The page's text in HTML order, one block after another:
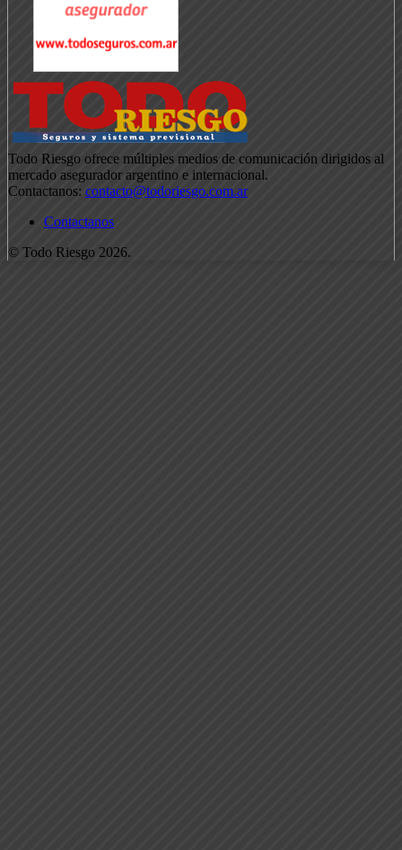
Todo Riesgo ofrece múltiples medios de comunicación dirigidos al
mercado asegurador argentino e internacional.
Contactanos: contacto@todoriesgo.com.ar
Contactanos
© Todo Riesgo 2026.